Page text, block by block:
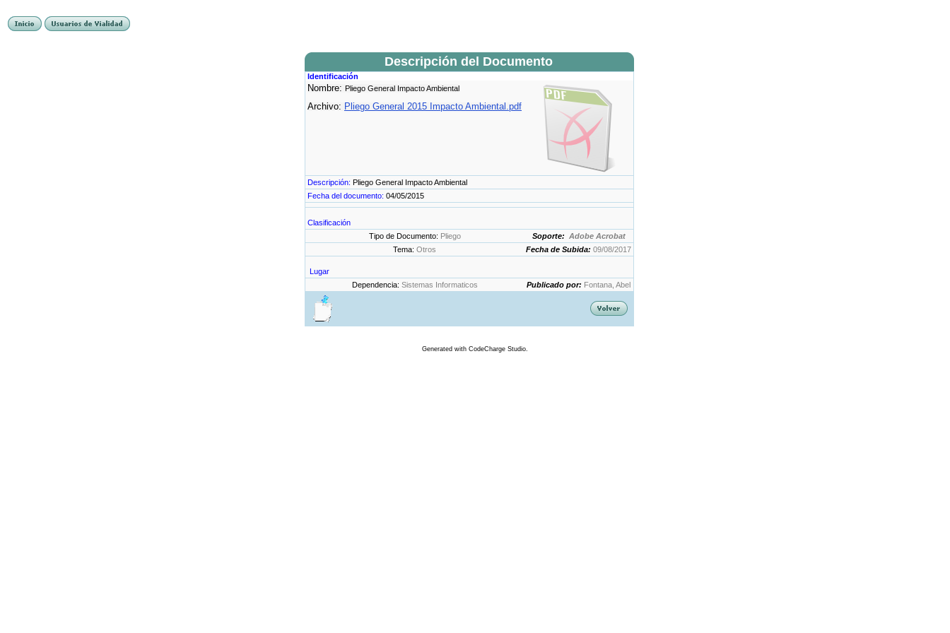
Descripción del Documento
Identificación
Nombre: Pliego General Impacto Ambiental
Archivo: Pliego General 2015 Impacto Ambiental.pdf
Descripción: Pliego General Impacto Ambiental
Fecha del documento: 04/05/2015
Clasificación
Tipo de Documento: Pliego Soporte: Adobe Acrobat
Tema: Otros Fecha de Subida: 09/08/2017
Lugar
Dependencia: Sistemas Informaticos Publicado por: Fontana, Abel
Generated with CodeCharge Studio.